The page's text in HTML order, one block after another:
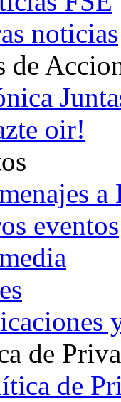
noticias
de
oir!
eventos
de
de